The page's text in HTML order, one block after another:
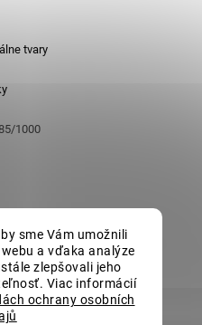
sme Vám umožnili
a vďaka analýze
zlepšovali jeho
Viac informácií
ochrany osobních
tvary
1000